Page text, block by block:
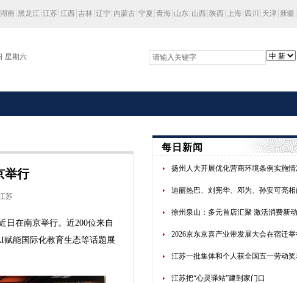
湖南 黑龙江 江苏 江西 吉林 辽宁 内蒙古 宁夏 青海 山东 山西 陕西 上海 四川 天津 新疆
星期六
举行
苏
在南京举行。近200位来自
能国际化教育生态等话题展
每日新闻
扬州人大开展优化营商环境条例实施
迪丽热巴、刘宪华、邓为、孙安可亮
徐州泉山：多元首店汇聚 激活消费新
2026京东京喜产业带发展大会在宿迁
江苏一批集体和个人获全国五一劳动
江苏把“心灵驿站”建到家门口